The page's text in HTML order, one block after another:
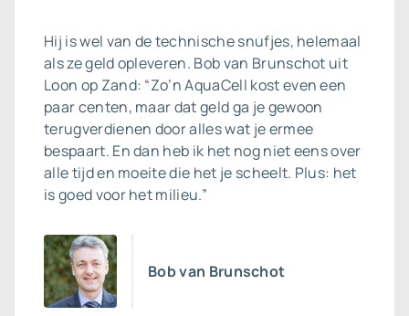
Hij is wel van de technische snufjes, helemaal
als ze geld opleveren. Bob van Brunschot uit
Loon op Zand: “Zo’n AquaCell kost even een
paar centen, maar dat geld ga je gewoon
terugverdienen door alles wat je ermee
bespaart. En dan heb ik het nog niet eens over
alle tijd en moeite die het je scheelt. Plus: het
is goed voor het milieu.”
Bob van Brunschot